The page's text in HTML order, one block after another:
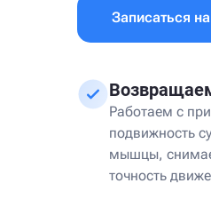
Записаться
Работаем с
подвижность
мышцы,
точность